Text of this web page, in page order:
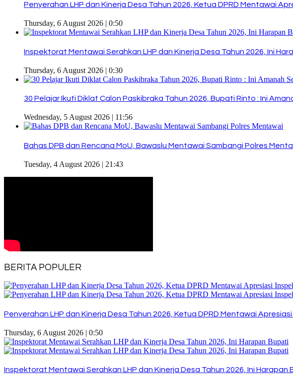
Penyerahan LHP dan Kinerja Desa Tahun 2026, Ketua DPRD Mentawai
Thursday, 6 August 2026 | 0:50
Inspektorat Mentawai Serahkan LHP dan Kinerja Desa Tahun 2026, Ini
Thursday, 6 August 2026 | 0:30
30 Pelajar Ikuti Diklat Calon Paskibraka Tahun 2026, Bupati Rinto : Ini
Wednesday, 5 August 2026 | 11:56
Bahas DPB dan Rencana MoU, Bawaslu Mentawai Sambangi Polres
Tuesday, 4 August 2026 | 21:43
BERITA POPULER
Penyerahan LHP dan Kinerja Desa Tahun 2026, Ketua DPRD Mentawai
Thursday, 6 August 2026 | 0:50
Inspektorat Mentawai Serahkan LHP dan Kinerja Desa Tahun 2026, Ini Harapan